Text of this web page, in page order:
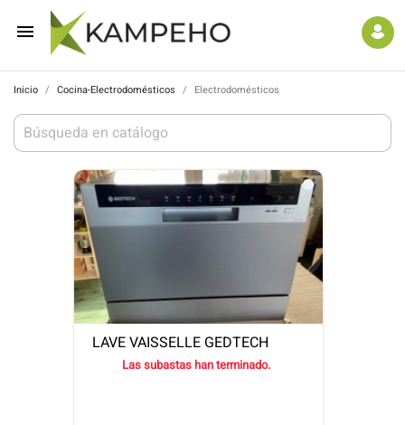

Inicio Cocina-Electrodomésticos Electrodomésticos
LAVE VAISSELLE GEDTECH
Las subastas han terminado.